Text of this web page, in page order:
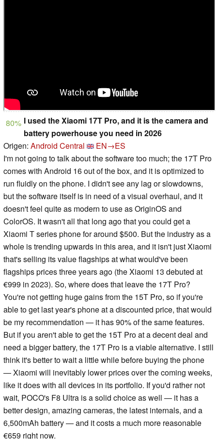
80% I used the Xiaomi 17T Pro, and it is the camera and
battery powerhouse you need in 2026
Origen: Android Central
EN→ES
I'm not going to talk about the software too much; the 17T Pro
comes with Android 16 out of the box, and it is optimized to
run fluidly on the phone. I didn't see any lag or slowdowns,
but the software itself is in need of a visual overhaul, and it
doesn't feel quite as modern to use as OriginOS and
ColorOS. It wasn't all that long ago that you could get a
Xiaomi T series phone for around $500. But the industry as a
whole is trending upwards in this area, and it isn't just Xiaomi
that's selling its value flagships at what would've been
flagships prices three years ago (the Xiaomi 13 debuted at
€999 in 2023). So, where does that leave the 17T Pro?
You're not getting huge gains from the 15T Pro, so if you're
able to get last year's phone at a discounted price, that would
be my recommendation — it has 90% of the same features.
But if you aren't able to get the 15T Pro at a decent deal and
need a bigger battery, the 17T Pro is a viable alternative. I still
think it's better to wait a little while before buying the phone
— Xiaomi will inevitably lower prices over the coming weeks,
like it does with all devices in its portfolio. If you'd rather not
wait, POCO's F8 Ultra is a solid choice as well — it has a
better design, amazing cameras, the latest internals, and a
6,500mAh battery — and it costs a much more reasonable
€659 right now.